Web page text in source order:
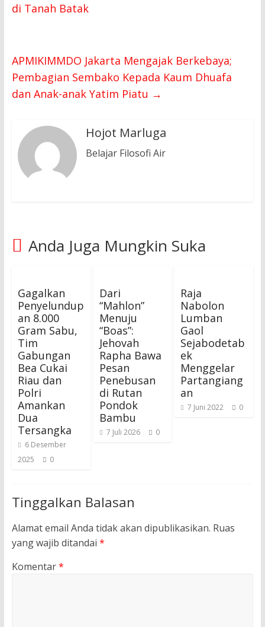
di Tanah Batak
APMIKIMMDO Jakarta Mengajak Berkebaya;
Pembagian Sembako Kepada Kaum Dhuafa
dan Anak-anak Yatim Piatu →
Hojot Marluga
Belajar Filosofi Air
Anda Juga Mungkin Suka
Gagalkan
Penyelundup
an 8.000
Gram Sabu,
Tim
Gabungan
Bea Cukai
Riau dan
Polri
Amankan
Dua
Tersangka
6 Desember
2025
0
Dari
“Mahlon”
Menuju
“Boas”:
Jehovah
Rapha Bawa
Pesan
Penebusan
di Rutan
Pondok
Bambu
7 Juli 2026 0
Raja
Nabolon
Lumban
Gaol
Sejabodetab
ek
Menggelar
Partangiang
an
7 Juni 2022 0
Tinggalkan Balasan
Alamat email Anda tidak akan dipublikasikan. Ruas
yang wajib ditandai *
Komentar*